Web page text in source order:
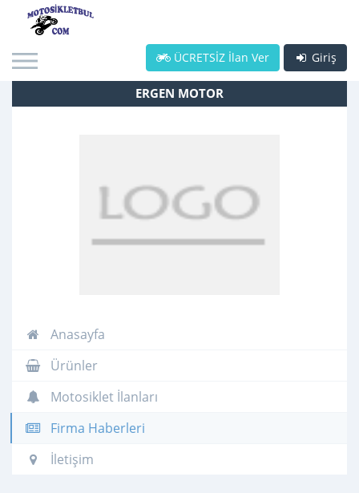
Giriş
ÜCRETSİZ İlan Ver
ERGEN MOTOR
Anasayfa
Ürünler
Motosiklet İlanları
Firma Haberleri
İletişim